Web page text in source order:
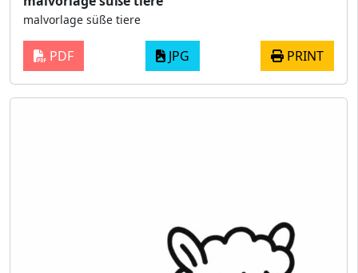
malvorlage süße tiere
PDF JPG PRINT